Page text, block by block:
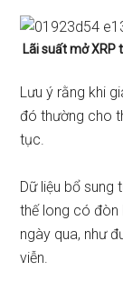
Lãi suất mở XRP
Lưu ý rằng khi
đó thường cho
tục.
Dữ liệu bổ sung
thế long có đòn
ngày qua, như
viễn.